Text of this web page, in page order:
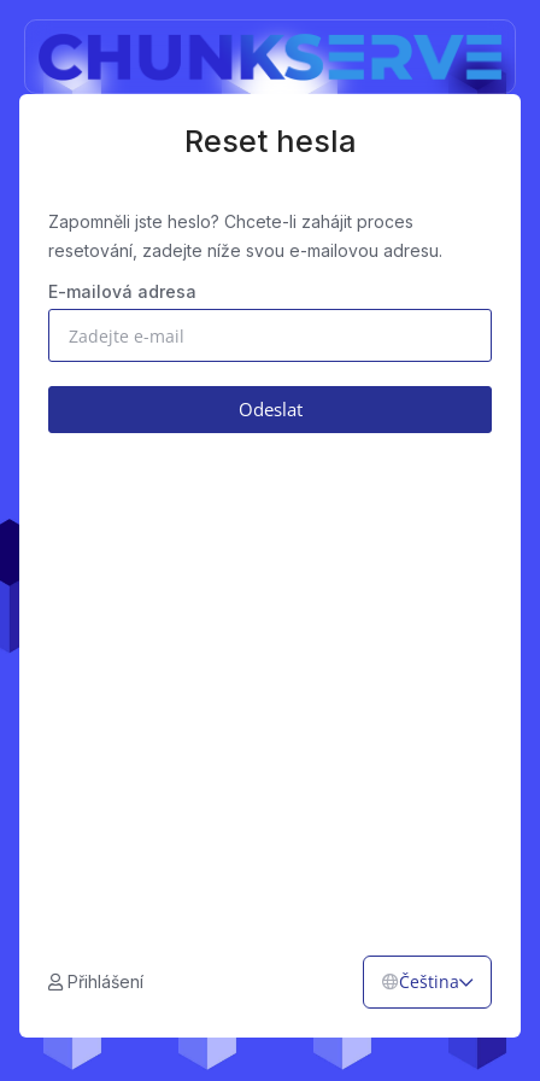
Reset hesla
Zapomněli jste heslo? Chcete-li zahájit proces
resetování, zadejte níže svou e-mailovou adresu.
E-mailová adresa
Odeslat
Přihlášení Čeština